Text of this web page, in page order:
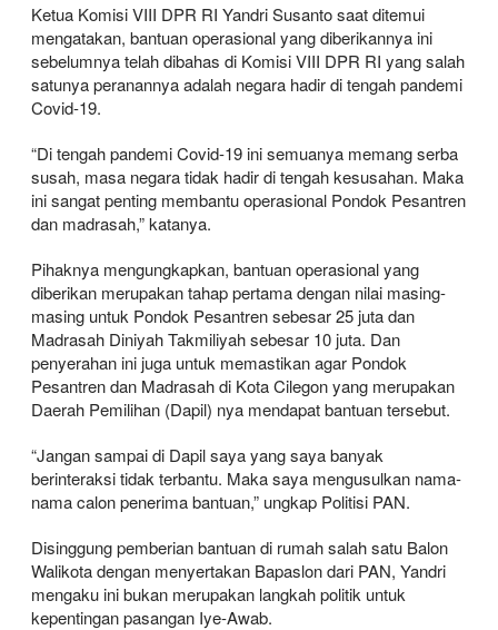
Ketua Komisi VIII DPR RI Yandri Susanto saat ditemui
mengatakan, bantuan operasional yang diberikannya ini
sebelumnya telah dibahas di Komisi VIII DPR RI yang salah
satunya peranannya adalah negara hadir di tengah pandemi
Covid-19.
“Di tengah pandemi Covid-19 ini semuanya memang serba
susah, masa negara tidak hadir di tengah kesusahan. Maka
ini sangat penting membantu operasional Pondok Pesantren
dan madrasah,” katanya.
Pihaknya mengungkapkan, bantuan operasional yang
diberikan merupakan tahap pertama dengan nilai masing-
masing untuk Pondok Pesantren sebesar 25 juta dan
Madrasah Diniyah Takmiliyah sebesar 10 juta. Dan
penyerahan ini juga untuk memastikan agar Pondok
Pesantren dan Madrasah di Kota Cilegon yang merupakan
Daerah Pemilihan (Dapil) nya mendapat bantuan tersebut.
“Jangan sampai di Dapil saya yang saya banyak
berinteraksi tidak terbantu. Maka saya mengusulkan nama-
nama calon penerima bantuan,” ungkap Politisi PAN.
Disinggung pemberian bantuan di rumah salah satu Balon
Walikota dengan menyertakan Bapaslon dari PAN, Yandri
mengaku ini bukan merupakan langkah politik untuk
kepentingan pasangan Iye-Awab.